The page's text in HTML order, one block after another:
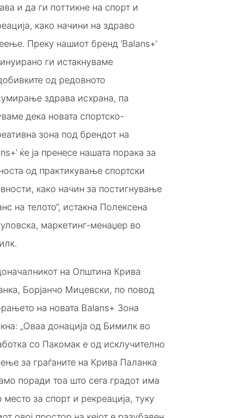
и да ги поттикне на спорт и
како начини на здраво
Преку нашиот бренд ‘Balans+‘
ги истакнуваме
од редовното
здрава исхрана, па
дека новата спортско-
зона под брендот на
ќе ја пренесе нашата порака за
од практикување спортски
како начин за постигнување
на телото“, истакна Полексена
маркетинг-менаџер во
на Општина Крива
Борјанчо Мицевски, по повод
на новата Balans+ Зона
„Оваа донација од Бимилк во
со Пакомак е од исклучително
за граѓаните на Крива Паланка
поради тоа што сега градот има
место за спорт и рекреација, туку